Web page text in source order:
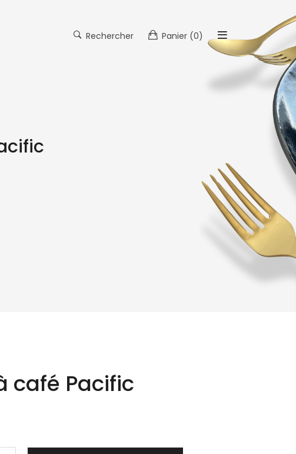
Rechercher Panier (0)
café Pacific